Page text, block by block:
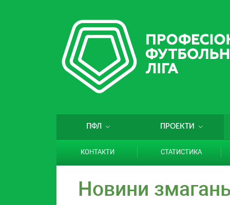
ПФЛ ПРОЕКТИ
КОНТАКТИ СТАТИСТИКА
Новини